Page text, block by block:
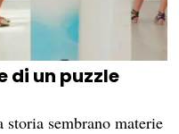
di un puzzle
sembrano materie